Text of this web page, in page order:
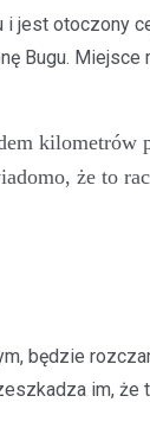
jest otoczony
Bugu.
kilometrów
że to
będzie
im, że